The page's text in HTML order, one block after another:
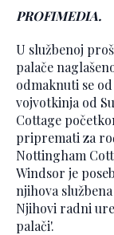
PROFIMEDIA.
U službenoj
palače
odmaknuti se
vojvotkinja od
Cottage
pripremati za
Nottingham
Windsor je
njihova
Njihovi radni
palači'.